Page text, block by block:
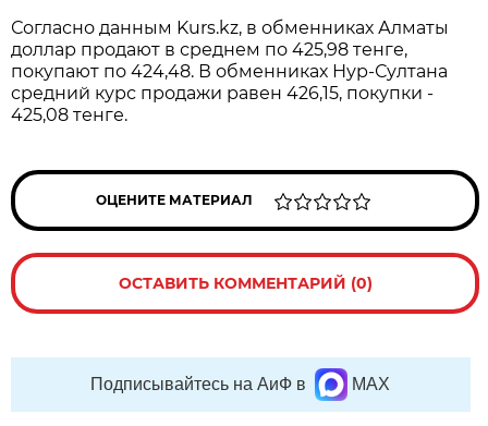
Согласно данным Kurs.kz, в обменниках Алматы
доллар продают в среднем по 425,98 тенге,
покупают по 424,48. В обменниках Нур-Султана
средний курс продажи равен 426,15, покупки -
425,08 тенге.
ОЦЕНИТЕ МАТЕРИАЛ
ОСТАВИТЬ КОММЕНТАРИЙ (0)
Подписывайтесь на АиФ в MAX